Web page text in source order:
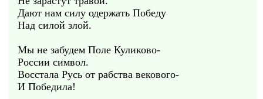
Дают нам силу одержать Победу
Над силой злой.
Мы не забудем Поле Куликово-
России символ.
Восстала Русь от рабства векового-
И Победила!